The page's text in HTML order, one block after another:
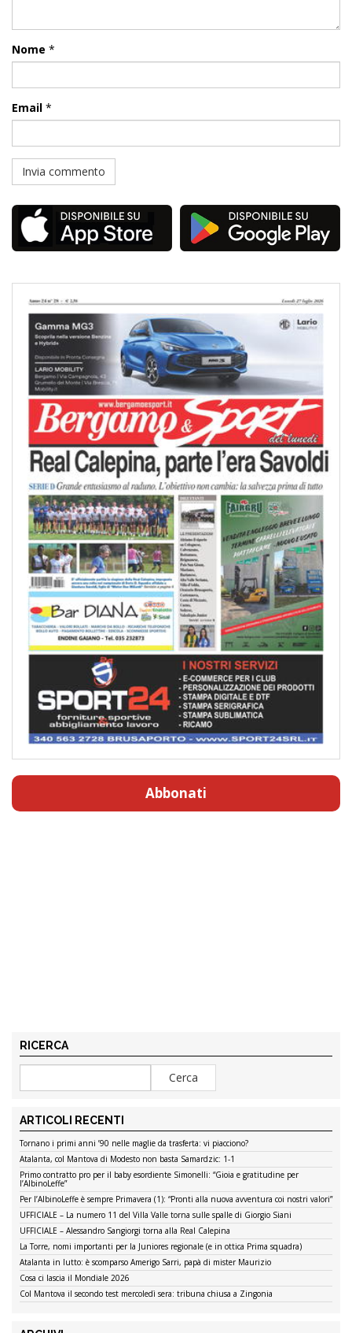
Nome *
Email *
Abbonati
RICERCA
ARTICOLI RECENTI
Tornano i primi anni ’90 nelle maglie da trasferta: vi piacciono?
Atalanta, col Mantova di Modesto non basta Samardzic: 1-1
Primo contratto pro per il baby esordiente Simonelli: “Gioia e gratitudine per
l’AlbinoLeffe”
Per l’AlbinoLeffe è sempre Primavera (1): “Pronti alla nuova avventura coi nostri valori”
UFFICIALE – La numero 11 del Villa Valle torna sulle spalle di Giorgio Siani
UFFICIALE – Alessandro Sangiorgi torna alla Real Calepina
La Torre, nomi importanti per la Juniores regionale (e in ottica Prima squadra)
Atalanta in lutto: è scomparso Amerigo Sarri, papà di mister Maurizio
Cosa ci lascia il Mondiale 2026
Col Mantova il secondo test mercoledì sera: tribuna chiusa a Zingonia